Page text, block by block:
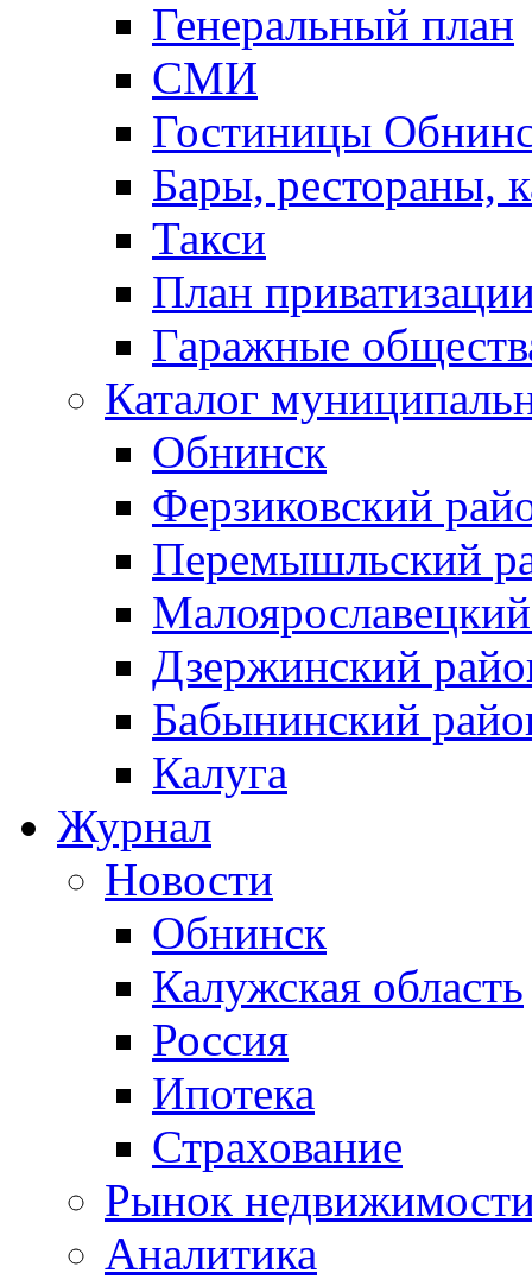
Генеральный план
СМИ
Гостиницы
Бары, рестораны,
Такси
План
Гаражные
Каталог
Обнинск
Ферзиковский
Перемышльский
Дзержинский
Бабынинский
Калуга
Журнал
Новости
Обнинск
Калужская область
Россия
Ипотека
Страхование
Рынок
Аналитика